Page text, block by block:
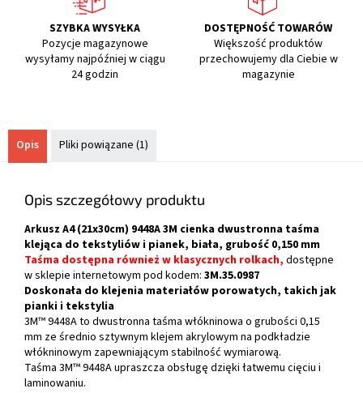
SZYBKA WYSYŁKA
Pozycje magazynowe
wysyłamy najpóźniej w ciągu
24 godzin
DOSTĘPNOŚĆ TOWARÓW
Większość produktów
przechowujemy dla Ciebie w
magazynie
Opis Pliki powiązane (1)
Opis szczegółowy produktu
Arkusz A4 (21x30cm) 9448A 3M cienka dwustronna taśma
klejąca do tekstyliów i pianek, biała, grubość 0,150 mm
Taśma dostępna również w klasycznych rolkach, dostępne
w sklepie internetowym pod kodem: 3M.35.0987
Doskonała do klejenia materiałów porowatych, takich jak
pianki i tekstylia
3M™ 9448A to dwustronna taśma włókninowa o grubości 0,15
mm ze średnio sztywnym klejem akrylowym na podkładzie
włókninowym zapewniającym stabilność wymiarową.
Taśma 3M™ 9448A upraszcza obsługę dzięki łatwemu cięciu i
laminowaniu.